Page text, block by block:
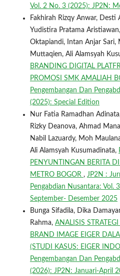
Vol. 2 No. 3 (2025): JP2N:
Fakhirah Rizqy Anwar, Desti
Yudistira Pratama
Oktapiandi, Intan Anjar Sari,
Muttaqien, Ali Alamsyah
BRANDING DIGITAL
PROMOSI SMK AMALIAH
Pengembangan Dan
(2025): Special Edition
Nur Fatia Ramadhan
Rizky Deanova, Ahmad
Nabil Lazuardy, Moh
Ali Alamsyah Kusumadinata,
PENYUNTINGAN BERITA
METRO BOGOR , JP2N :
Pengabdian Nusantara: Vol.
September- Desember 2025
Bunga Sifadila, Dika
Rahma, ANALISIS
BRAND IMAGE EIGER
(STUDI KASUS: EIGER
Pengembangan Dan
(2026): JP2N: Januari-April